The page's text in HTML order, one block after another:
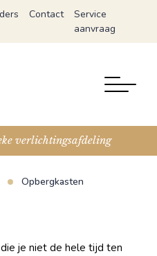
Contact
Service
aanvraag
Opbergkasten
je niet de hele tijd ten